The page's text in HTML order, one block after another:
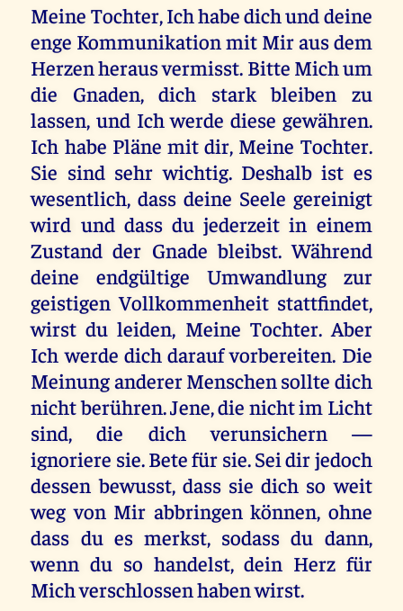
Meine Tochter, Ich habe dich und deine
enge Kommunikation mit Mir aus dem
Herzen heraus vermisst. Bitte Mich um
die Gnaden, dich stark bleiben zu
lassen, und Ich werde diese gewähren.
Ich habe Pläne mit dir, Meine Tochter.
Sie sind sehr wichtig. Deshalb ist es
wesentlich, dass deine Seele gereinigt
wird und dass du jederzeit in einem
Zustand der Gnade bleibst. Während
deine endgültige Umwandlung zur
geistigen Vollkommenheit stattfindet,
wirst du leiden, Meine Tochter. Aber
Ich werde dich darauf vorbereiten. Die
Meinung anderer Menschen sollte dich
nicht berühren. Jene, die nicht im Licht
sind, die dich verunsichern —
ignoriere sie. Bete für sie. Sei dir jedoch
dessen bewusst, dass sie dich so weit
weg von Mir abbringen können, ohne
dass du es merkst, sodass du dann,
wenn du so handelst, dein Herz für
Mich verschlossen haben wirst.